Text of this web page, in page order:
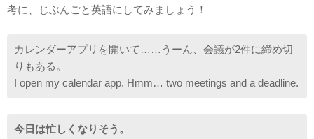
考に、じぶんごと英語にしてみましょう！
カレンダーアプリを開いて……うーん、会議が2件に締め切
りもある。
I open my calendar app. Hmm… two meetings and a deadline.
今日は忙しくなりそう。